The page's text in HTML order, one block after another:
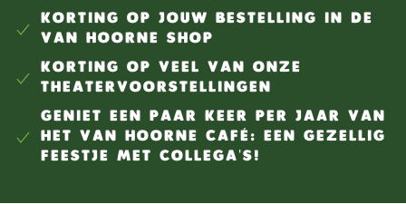
KORTING OP JOUW BESTELLING IN DE
VAN HOORNE SHOP
KORTING OP VEEL VAN ONZE
THEATERVOORSTELLINGEN
GENIET EEN PAAR KEER PER JAAR VAN
HET VAN HOORNE CAFÉ: EEN GEZELLIG
FEESTJE MET COLLEGA'S!